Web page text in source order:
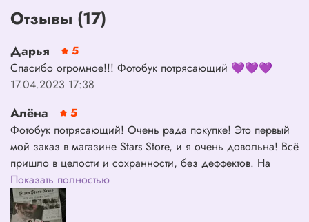
Отзывы (17)
Дарья
5
Спасибо огромное!!! Фотобук потрясающий 💜💜💜
17.04.2023 17:38
Алёна
5
Фотобук потрясающий! Очень рада покупке! Это первый
мой заказ в магазине Stars Store, и я очень довольна! Всё
пришло в целости и сохранности, без деффектов. На
каждом этапе доставки писали на почту. К заказу
приложили милые подарочки😊 Желаю вашему магазину
успешного развития и процветания!💛
Показать полностью